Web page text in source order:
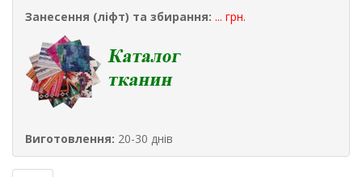
Занесення (ліфт) та збирання: ... грн.
Виготовлення: 20-30 днів